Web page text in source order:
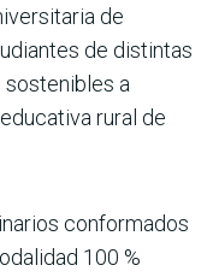
de
de distintas
sostenibles a
rural de
conformados
100 %